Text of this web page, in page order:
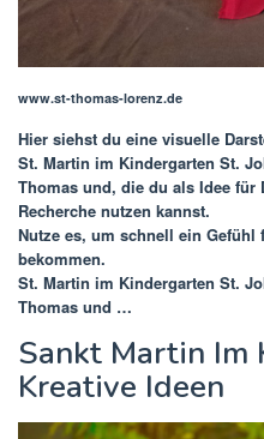
www.st-thomas-lorenz.de
Hier siehst du eine visuelle
St. Martin im Kindergarten St.
Thomas und, die du als Idee für
Recherche nutzen kannst.
Nutze es, um schnell ein Gefühl
bekommen.
St. Martin im Kindergarten St.
Thomas und …
Sankt Martin Im
Kreative Ideen